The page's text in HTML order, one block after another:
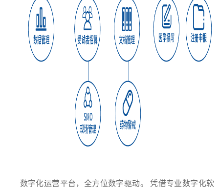
数字化运营平台，全方位数字驱动。 凭借专业数字化软